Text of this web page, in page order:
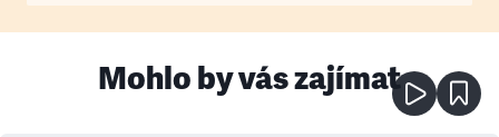
Mohlo by vás zajímat